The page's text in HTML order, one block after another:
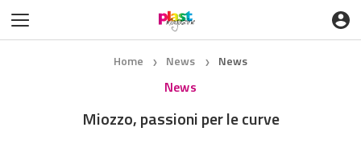
Home ❯ News ❯ News
News
Miozzo, passioni per le curve